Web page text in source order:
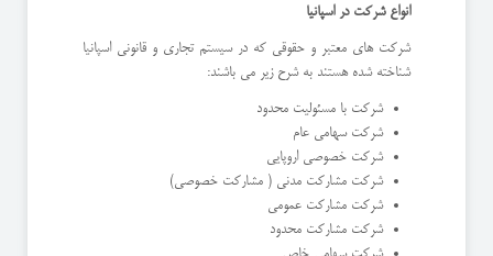
انواع شرکت در اسپانیا
شرکت های معتبر و حقوقی که در سیستم تجاری و قانونی اسپانیا
شناخته شده هستند به شرح زیر می باشند:
شرکت با مسئولیت محدود
شرکت سهامی عام
شرکت خصوصی اروپایی
شرکت مشارکت مدنی ( مشارکت خصوصی)
شرکت مشارکت عمومی
شرکت مشارکت محدود